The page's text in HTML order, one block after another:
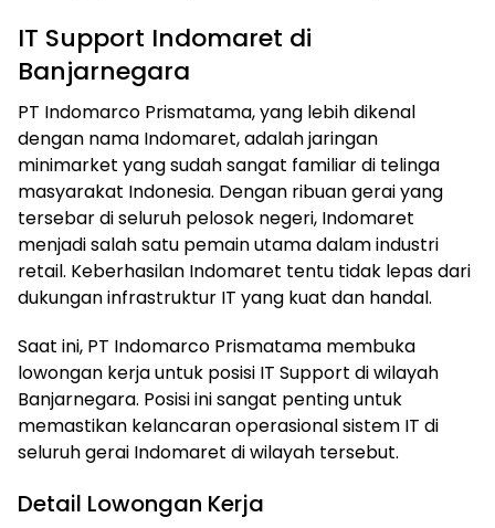
IT Support Indomaret di
Banjarnegara
PT Indomarco Prismatama, yang lebih dikenal
dengan nama Indomaret, adalah jaringan
minimarket yang sudah sangat familiar di telinga
masyarakat Indonesia. Dengan ribuan gerai yang
tersebar di seluruh pelosok negeri, Indomaret
menjadi salah satu pemain utama dalam industri
retail. Keberhasilan Indomaret tentu tidak lepas dari
dukungan infrastruktur IT yang kuat dan handal.
Saat ini, PT Indomarco Prismatama membuka
lowongan kerja untuk posisi IT Support di wilayah
Banjarnegara. Posisi ini sangat penting untuk
memastikan kelancaran operasional sistem IT di
seluruh gerai Indomaret di wilayah tersebut.
Detail Lowongan Kerja